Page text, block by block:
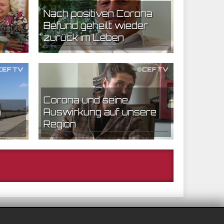
Nach positiven Corona
Befund geheilt wieder
zurück im Leben
31.03.2020 14:10 | CEF Nürnberg
Corona und seine
Auswirkung auf unsere
Region